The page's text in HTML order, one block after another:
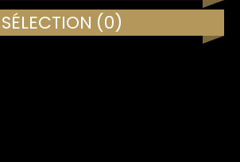
SÉLECTION (0)